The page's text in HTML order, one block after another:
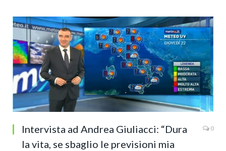
Intervista ad Andrea Giuliacci: “Dura
la vita, se sbaglio le previsioni mia
0